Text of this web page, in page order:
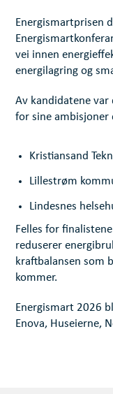
Energismartprisen
vei innen
energilagring og
Av kandidatene
for sine
Kristiansand
Lillestrøm
Lindesnes
Felles for
reduserer
kraftbalansen som
kommer.
Energismart 2026
Enova, Huseierne,